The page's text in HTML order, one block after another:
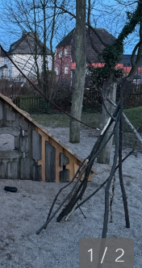
1 / 2